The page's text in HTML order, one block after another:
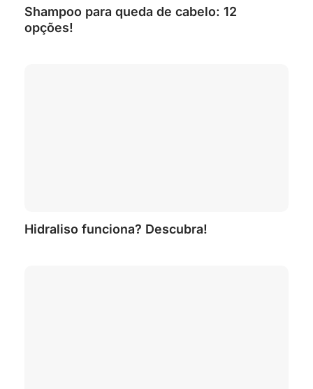
Shampoo para queda de cabelo: 12
opções!
Hidraliso funciona? Descubra!